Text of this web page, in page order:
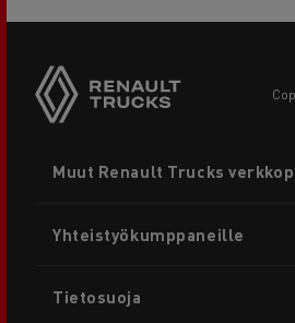
menu
Muut Renault Trucks
Yhteistyökumppaneille
Tietosuoja